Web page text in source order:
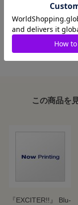
で、お手数ですが弊
1603014-045
この商品を
『EXCITER!!』 Blu-